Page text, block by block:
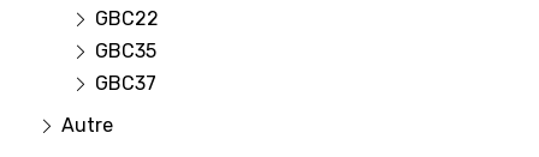
GBC22
GBC35
GBC37
Autre